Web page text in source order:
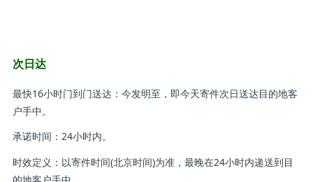
次日达
最快16小时门到门送达：今发明至，即今天寄件次日送达目的地客
户手中。
承诺时间：24小时内。
时效定义：以寄件时间(北京时间)为准，最晚在24小时内递送到目